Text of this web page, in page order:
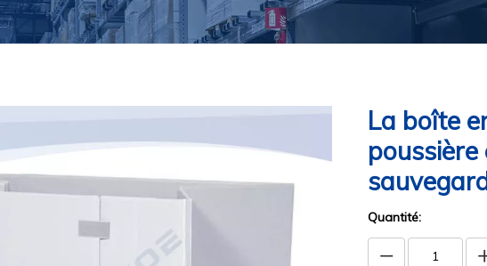
La boîte
Quantité: